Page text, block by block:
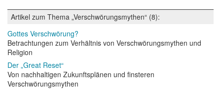
Artikel zum Thema „Verschwörungsmythen“ (8):
Gottes Verschwörung?
Betrachtungen zum Verhältnis von Verschwörungsmythen und
Religion
Der „Great Reset“
Von nachhaltigen Zukunftsplänen und finsteren
Verschwörungsmythen